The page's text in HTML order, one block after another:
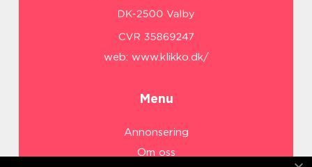
web: www.klikko.dk/
Menu
Annonsering
Om oss